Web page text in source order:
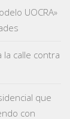
UOCRA»
la calle contra
que
con